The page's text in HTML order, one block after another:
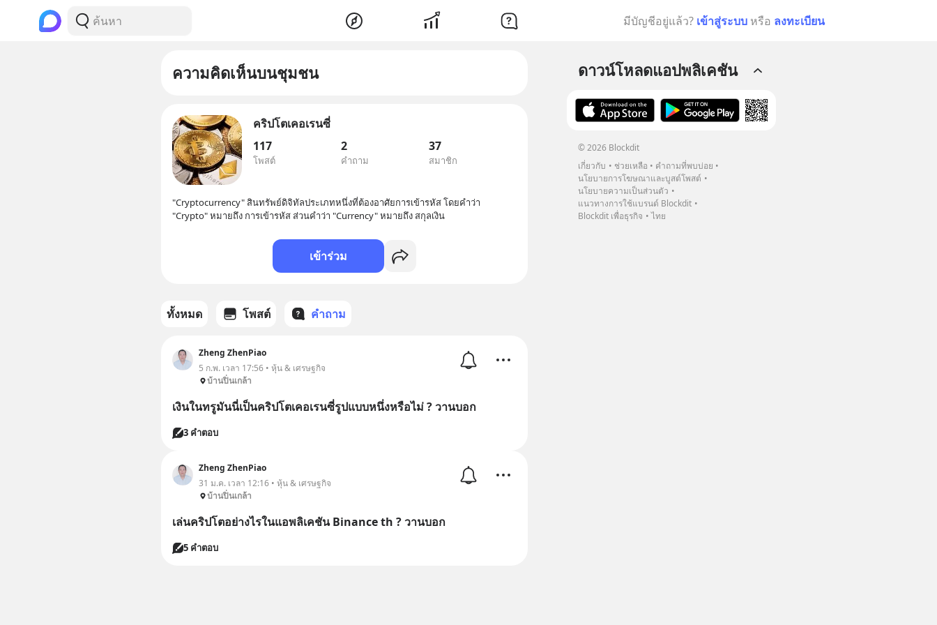
มีบัญชีอยู่แล้ว? เข้าสู่ระบบ หรือ ลงทะเบียน
ความคิดเห็นบนชุมชน
คริปโตเคอเรนซี่
117
โพสต์
2
คำถาม
37
สมาชิก
"Cryptocurrency" สินทรัพย์ดิจิทัลประเภทหนึ่งที่ต้องอาศัยการเข้ารหัส โดยคำว่า
"Crypto" หมายถึง การเข้ารหัส ส่วนคำว่า "Currency" หมายถึง สกุลเงิน
เข้าร่วม
ทั้งหมด โพสต์ คำถาม
Zheng ZhenPiao
5 ก.พ. เวลา 17:56 • หุ้น & เศรษฐกิจ
บ้านปิ่นเกล้า
เงินในทรูมันนี่เป็นคริปโตเคอเรนซี่รูปแบบหนึ่งหรือไม่ ? วานบอก
3 คำตอบ
Zheng ZhenPiao
31 ม.ค. เวลา 12:16 • หุ้น & เศรษฐกิจ
บ้านปิ่นเกล้า
เล่นคริปโตอย่างไรในแอพลิเคชัน Binance th ? วานบอก
5 คำตอบ
ดาวน์โหลดแอปพลิเคชัน
© 2026 Blockdit
เกี่ยวกับ
ช่วยเหลือ
คำถามที่พบบ่อย
นโยบายการโฆษณาและบูสต์โพสต์
นโยบายความเป็นส่วนตัว
แนวทางการใช้แบรนด์ Blockdit
Blockdit เพื่อธุรกิจ
ไทย